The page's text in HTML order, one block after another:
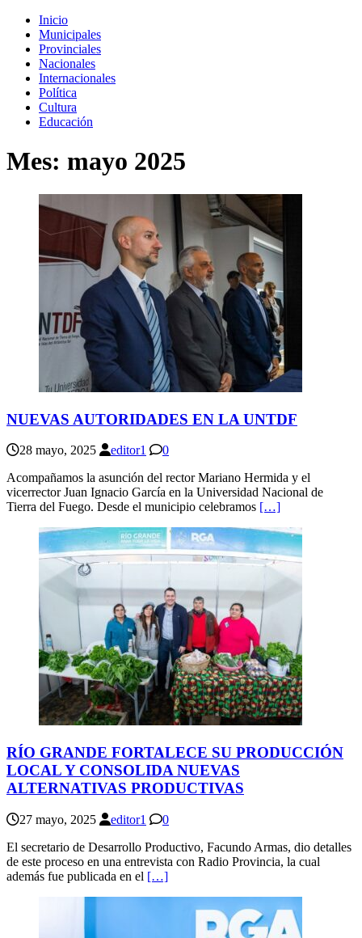
Inicio
Municipales
Provinciales
Nacionales
Internacionales
Política
Cultura
Educación
Mes: mayo 2025
NUEVAS AUTORIDADES EN LA UNTDF
28 mayo, 2025 editor1
0
Acompañamos la asunción del rector Mariano Hermida y el
vicerrector Juan Ignacio García en la Universidad Nacional de
Tierra del Fuego. Desde el municipio celebramos […]
RÍO GRANDE FORTALECE SU PRODUCCIÓN
LOCAL Y CONSOLIDA NUEVAS
ALTERNATIVAS PRODUCTIVAS
27 mayo, 2025 editor1
0
El secretario de Desarrollo Productivo, Facundo Armas, dio detalles
de este proceso en una entrevista con Radio Provincia, la cual
además fue publicada en el […]